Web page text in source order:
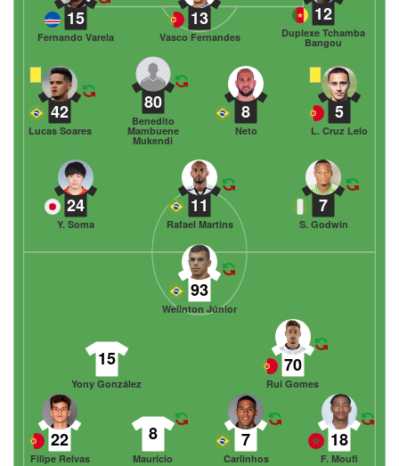
12
Duplexe Tchamba
Bangou
13
Vasco Fernandes
15
Fernando Varela
5
L. Cruz Lelo
8
Neto
80
Benedito
Mambuene
Mukendi
42
Lucas Soares
7
S. Godwin
11
Rafael Martins
24
Y. Soma
22
Filipe Relvas
8
Maurício
7
Carlinhos
18
F. Moufi
15
Yony González
70
Rui Gomes
93
Welinton Júnior